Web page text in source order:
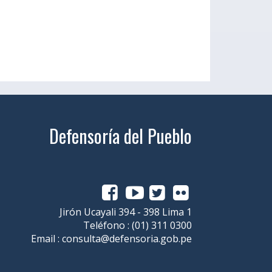
Defensoría del Pueblo
Jirón Ucayali 394 - 398 Lima 1
Teléfono : (01) 311 0300
Email : consulta@defensoria.gob.pe